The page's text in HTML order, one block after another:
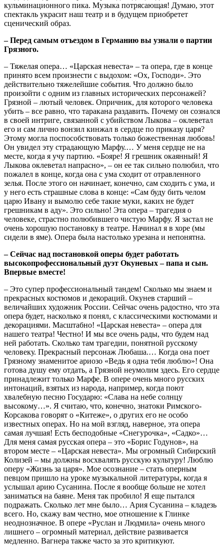
кульминационного пика. Музыка потрясающая! Думаю, этот
спектакль украсит наш театр и в будущем приобретет
сценический образ.
– Перед самым отъездом в Германию вы узнали о партии
Грязного.
– Тяжелая опера… «Царская невеста» – та опера, где в конце
принято всем произнести с выдохом: «Ох, Господи». Это
действительно тяжелейшие события. Что должно было
произойти с одним из главных исторических персонажей?
Грязной – лютый человек. Опричник, для которого человека
убить – все равно, что таракана раздавить. Почему он сознался
в своей интриге, связанной с убийством Лыкова – оклеветал
его и сам лично вонзил кинжал в сердце по приказу царя?
Этому могла поспособствовать только божественная любовь!
Он увидел эту страдающую Марфу.… У меня сердце не на
месте, когда я учу партию. «Бояре! Я грешник окаянный! Я
Лыкова оклеветал напрасно», – он ее так сильно полюбил, что
пожалел в конце, когда она с ума сходит от отравленного
зелья. После этого он начинает, конечно, сам сходить с ума, и
у него есть страшные слова в конце: «Сам буду бить челом
царю Ивану и вымолю себе такие муки, каких не будет
грешникам в аду». Это сильно! Эта опера – трагедия о
человеке, страстно полюбившего чистую Марфу. Я застал не
очень хорошую постановку в театре. Начинал я в хоре (мы
сидели в яме). Опера была настолько урезана и непонятна.
– Сейчас над постановкой оперы будет работать
высокопрофессиональный дуэт Окуневых – папа и сын.
Впервые вместе!
– Это супер профессиональный тандем! Сколько мы знаем и
прекрасных костюмов и декораций. Окунев старший –
величайших художник России. Сейчас очень радостно, что эта
опера будет, насколько я понял, с классическими костюмами и
декорациями. Масштабно! «Царская невеста» – опера для
нашего театра! Честно! И мы все очень рады, что будем над
ней работать. Сколько там трагедии, понятной русскому
человеку. Прекрасный персонаж Любаша.… Когда она поет
Грязному знаменитое ариозо «Ведь я одна тебя люблю»! Она
готова душу ему отдать, а Грязной неумолим здесь. Его сердце
принадлежит только Марфе. В опере очень много русских
интонаций, взятых из народа, например, когда поют
хвалебную песню Государю: «Слава на небе солнцу
высокому…». Я считаю, что, конечно, знатоки Римского-
Корсакова говорят о «Китеже», о других его не особо
известных операх. Но на мой взгляд, наверное, эта опера
самая лучшая! Есть бесподобные «Снегурочка», «Садко»…
Для меня самая русская опера – это «Борис Годунов», на
втором месте – «Царская невеста». Мы огромный Сибирский
Колизей – мы должны восхвалять русскую культуру! Люблю
оперу «Жизнь за царя». Мое осознание – стать оперным
певцом пришло на уроке музыкальной литературы, когда я
услышал арию Сусанина. После я вообще больше не хотел
заниматься на баяне. Меня так пробило! Я еще пытался
подражать. Сколько лет мне было… Ария Сусанина – кладезь
всего. Но, скажу вам честно, мое отношение к Глинке
неоднозначное. В опере «Руслан и Людмила» очень много
лишнего – огромный материал, действие развивается
медленно. Вагнера также часто за это критикуют.